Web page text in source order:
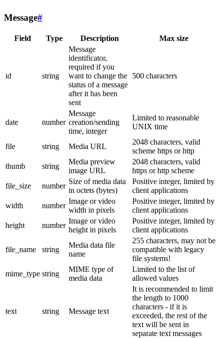
Message#
Field Type Description Max size
id string
Message
identificator,
required if you
want to change the
status of a message
after it has been
sent
500 characters
date number
Message
creation/sending
time, integer
Limited to reasonable
UNIX time
file string Media URL
2048 characters, valid
scheme https or http
thumb
string
Media preview
image URL
2048 characters, valid
https or http scheme
file_size
number
Size of media data
in octets (bytes)
Positive integer, limited by
client applications
width
number
Image or video
width in pixels
Positive integer, limited by
client applications
height
number
Image or video
height in pixels
Positive integer, limited by
client applications
file_name string
Media data file
name
255 characters, may not be
compatible with legacy
file systems!
mime_type string
MIME type of
media data
Limited to the list of
allowed values
text string Message text
It is recommended to limit
the length to 1000
characters - if it is
exceeded, the rest of the
text will be sent in
separate text messages